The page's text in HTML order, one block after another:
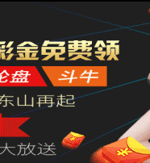
轴M20
20:44:21 来源：